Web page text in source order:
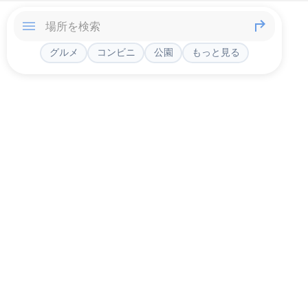
グルメ コンビニ 公園 もっと見る